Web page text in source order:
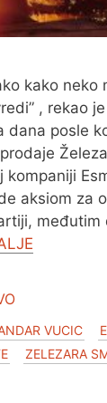
kako neko
, rekao
dana posle
kompaniji
aksiom za
međutim
VUCIC
ZELEZARA